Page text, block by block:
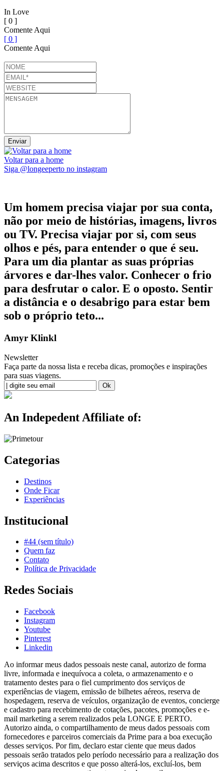
In Love
[ 0 ]
Comente Aqui
[ 0 ]
Comente Aqui
Voltar para a home
Siga @longeeperto no instagram
Um homem precisa viajar por sua conta,
não por meio de histórias, imagens, livros
ou TV. Precisa viajar por si, com seus
olhos e pés, para entender o que é seu.
Para um dia plantar as suas próprias
árvores e dar-lhes valor. Conhecer o frio
para desfrutar o calor. E o oposto. Sentir
a distância e o desabrigo para estar bem
sob o próprio teto...
Amyr Klinkl
Newsletter
Faça parte da nossa lista e receba dicas, promoções e inspirações
para suas viagens.
An Indepedent Affiliate of:
Categorias
Destinos
Onde Ficar
Experiências
Institucional
#44 (sem título)
Quem faz
Contato
Política de Privacidade
Redes Sociais
Facebook
Instagram
Youtube
Pinterest
Linkedin
Ao informar meus dados pessoais neste canal, autorizo de forma
livre, informada e inequívoca a coleta, o armazenamento e o
tratamento destes para o fiel cumprimento dos serviços de
experiências de viagem, emissão de bilhetes aéreos, reserva de
hospedagem, reserva de veículos, organização de eventos, concierge
e cadastro para recebimento de cotações, pacotes, promoções e e-
mail marketing a serem realizados pela LONGE E PERTO.
Autorizo ainda, o compartilhamento de meus dados pessoais com
fornecedores e parceiros comerciais da Prime para a boa execução
desses serviços. Por fim, declaro estar ciente que meus dados
pessoais serão tratados pelo período necessário para a realização dos
serviços acima descritos e que posso alterá-los, excluí-los, bem